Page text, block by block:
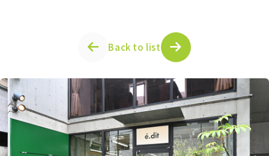
Back to list